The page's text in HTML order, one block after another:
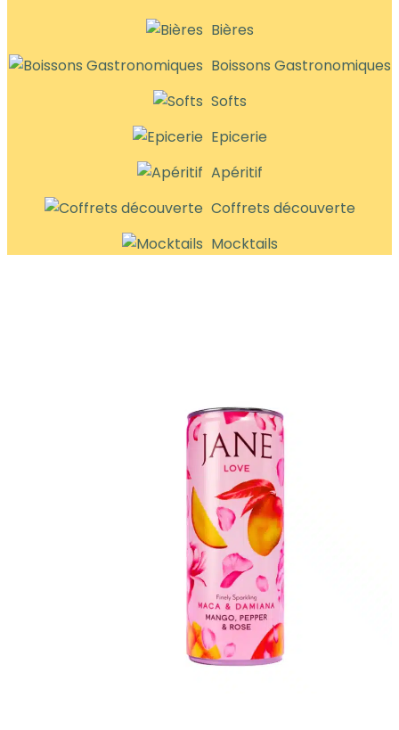
Bières
Boissons Gastronomiques
Softs
Epicerie
Apéritif
Coffrets découverte
Mocktails